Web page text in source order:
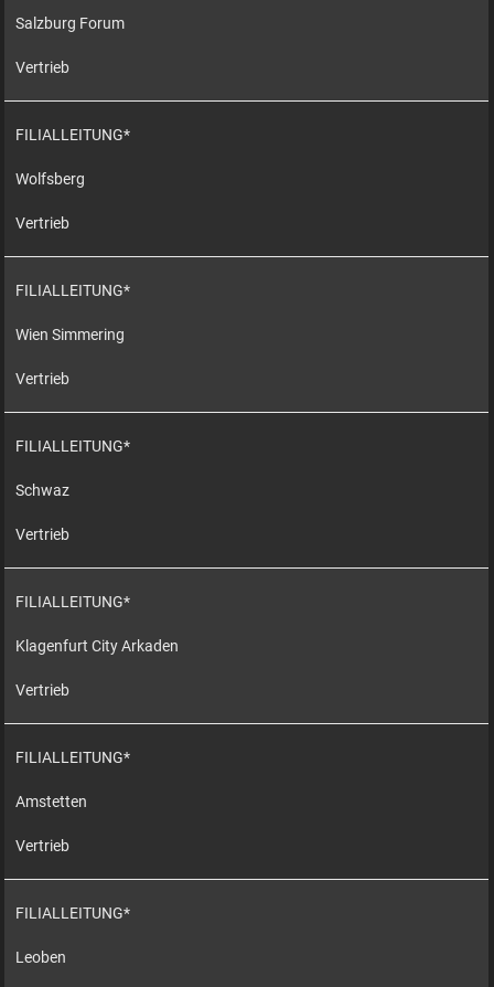
Salzburg Forum
Vertrieb
FILIALLEITUNG*
Wolfsberg
Vertrieb
FILIALLEITUNG*
Wien Simmering
Vertrieb
FILIALLEITUNG*
Schwaz
Vertrieb
FILIALLEITUNG*
Klagenfurt City Arkaden
Vertrieb
FILIALLEITUNG*
Amstetten
Vertrieb
FILIALLEITUNG*
Leoben